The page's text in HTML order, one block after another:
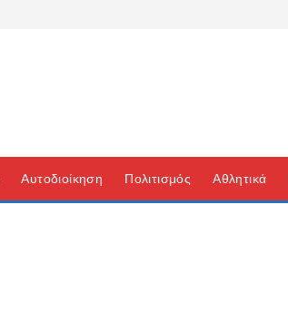
Αυτοδιοίκηση Πολιτισμός Αθλητικά